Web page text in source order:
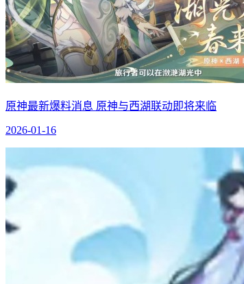
原神最新爆料消息 原神与西湖联动即将来临
2026-01-16